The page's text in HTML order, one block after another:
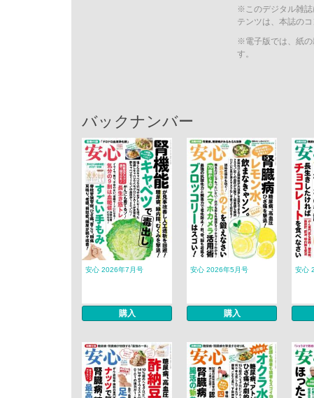
※このデジタル雑誌
テンツは、本誌の
※電子版では、紙の
す。
バックナンバー
安心 2026年7月号
購入
安心 2026年5月号
購入
安心